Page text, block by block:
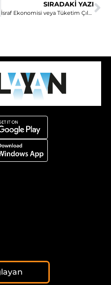
SIRADAKI YAZI
İsraf Ekonomisi veya Tüketim Çılgınlığı